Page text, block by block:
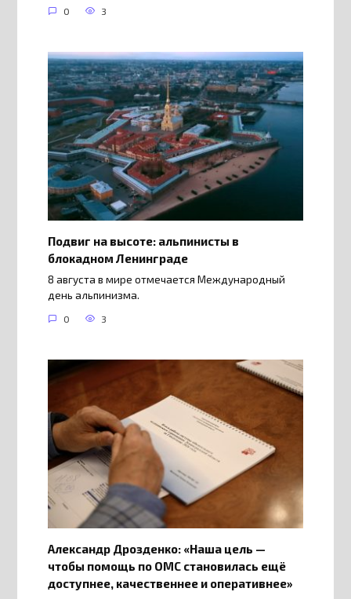
0 3
Подвиг на высоте: альпинисты в
блокадном Ленинграде
8 августа в мире отмечается Международный
день альпинизма.
0 3
Александр Дрозденко: «Наша цель —
чтобы помощь по ОМС становилась ещё
доступнее, качественнее и оперативнее»